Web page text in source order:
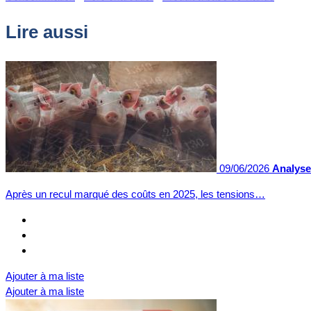
Lire aussi
09/06/2026
Après un recul marqué des coûts en 2025, les tensions…
Ajouter à ma liste
Ajouter à ma liste